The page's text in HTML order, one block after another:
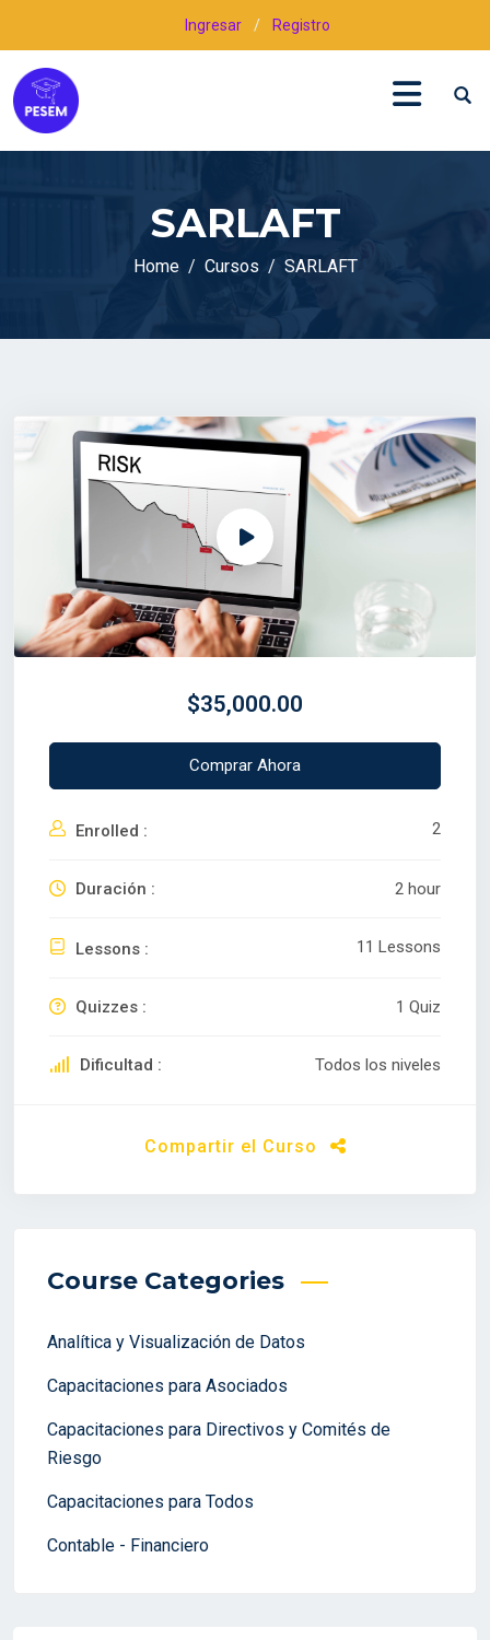
Ingresar / Registro
SARLAFT
Home Cursos SARLAFT
$35,000.00
Comprar Ahora
Enrolled : 2
Duración : 2 hour
Lessons : 11 Lessons
Quizzes : 1 Quiz
Dificultad : Todos los niveles
Compartir el Curso
Course Categories
Analítica y Visualización de Datos
Capacitaciones para Asociados
Capacitaciones para Directivos y Comités de
Riesgo
Capacitaciones para Todos
Contable - Financiero